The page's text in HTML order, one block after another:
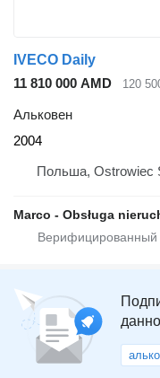
IVECO Daily
11 810 000 AMD
120
Альковен
2004
Польша, Ostrowiec
Marco - Obsługa